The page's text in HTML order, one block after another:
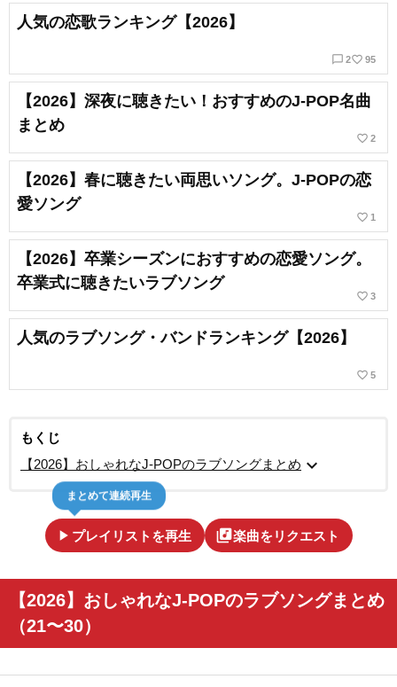
人気の恋歌ランキング【2026】
chat_bubble_outline 2favorite_border 95
【2026】深夜に聴きたい！おすすめのJ-POP名曲
まとめ
favorite_border 2
【2026】春に聴きたい両思いソング。J-POPの恋
愛ソング
favorite_border 1
【2026】卒業シーズンにおすすめの恋愛ソング。
卒業式に聴きたいラブソング
favorite_border 3
人気のラブソング・バンドランキング【2026】
favorite_border 5
もくじ
【2026】おしゃれなJ-POPのラブソングまとめ expand_more
play_arrow プレイリストを再生
まとめて連続再生
library_music楽曲をリクエスト
【2026】おしゃれなJ-POPのラブソングまとめ
（21〜30）